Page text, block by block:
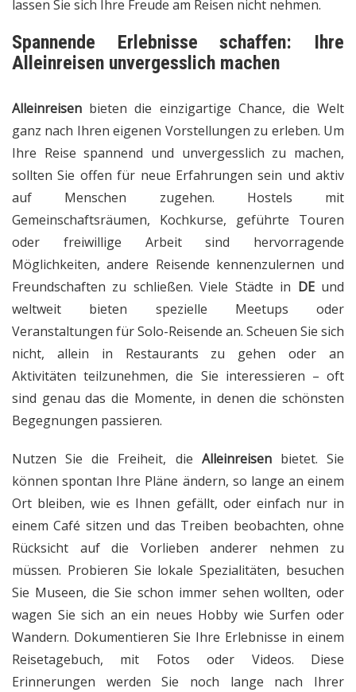
lassen Sie sich Ihre Freude am Reisen nicht nehmen.
Spannende Erlebnisse schaffen: Ihre
Alleinreisen unvergesslich machen
Alleinreisen bieten die einzigartige Chance, die Welt
ganz nach Ihren eigenen Vorstellungen zu erleben. Um
Ihre Reise spannend und unvergesslich zu machen,
sollten Sie offen für neue Erfahrungen sein und aktiv
auf Menschen zugehen. Hostels mit
Gemeinschaftsräumen, Kochkurse, geführte Touren
oder freiwillige Arbeit sind hervorragende
Möglichkeiten, andere Reisende kennenzulernen und
Freundschaften zu schließen. Viele Städte in DEund
weltweit bieten spezielle Meetups oder
Veranstaltungen für Solo-Reisende an. Scheuen Sie sich
nicht, allein in Restaurants zu gehen oder an
Aktivitäten teilzunehmen, die Sie interessieren – oft
sind genau das die Momente, in denen die schönsten
Begegnungen passieren.
Nutzen Sie die Freiheit, die Alleinreisenbietet. Sie
können spontan Ihre Pläne ändern, so lange an einem
Ort bleiben, wie es Ihnen gefällt, oder einfach nur in
einem Café sitzen und das Treiben beobachten, ohne
Rücksicht auf die Vorlieben anderer nehmen zu
müssen. Probieren Sie lokale Spezialitäten, besuchen
Sie Museen, die Sie schon immer sehen wollten, oder
wagen Sie sich an ein neues Hobby wie Surfen oder
Wandern. Dokumentieren Sie Ihre Erlebnisse in einem
Reisetagebuch, mit Fotos oder Videos. Diese
Erinnerungen werden Sie noch lange nach Ihrer